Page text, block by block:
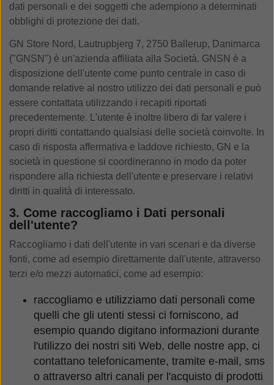
dati personali e dei soggetti che adempiono a determinati
obblighi di protezione dei dati.
GN Store Nord, Lautrupbjerg 7, 2750 Ballerup, Danimarca
("GNSN") è un'azienda affiliata alla Società. GNSN è a
disposizione dell'utente come punto centrale in caso di
domande relative al nostro utilizzo dei dati personali e può
essere contattata utilizzando i recapiti riportati
precedentemente. L'utente è inoltre libero di far valere i
propri diritti contattando qualsiasi delle società coinvolte. In
caso di risposta affermativa e laddove richiesto, GN e la
società in questione si coordineranno in modo da poter
rispondere alla richiesta dell'utente e preservare i relativi
diritti in qualità di interessato.
3. Come raccogliamo i Dati personali
dell'utente?
Raccogliamo i dati dell'utente in vari scenari e da diverse
fonti, come ad esempio direttamente dall'utente, attraverso
terzi e/o mezzi automatici, come ad esempio:
raccogliamo e utilizziamo dati personali come
quelli che gli utenti stessi ci forniscono, ad
esempio quando digitano informazioni durante
l'utilizzo dei nostri siti Web, delle nostre app, ci
contattano telefonicamente, tramite e-mail, sms
o attraverso altri canali per l'acquisto di prodotti